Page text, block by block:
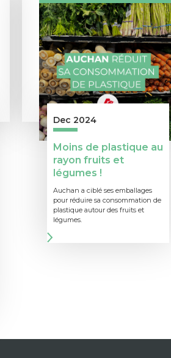
Dec 2024
Moins de plastique au
rayon fruits et
légumes !
Auchan a ciblé ses emballages
pour réduire sa consommation de
plastique autour des fruits et
légumes.